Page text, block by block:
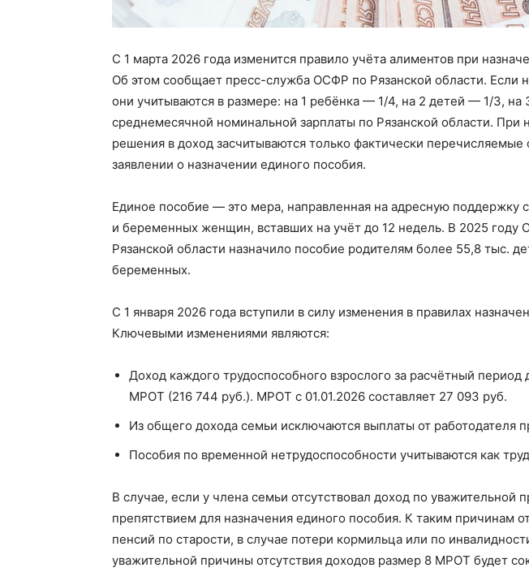
С 1 марта 2026 года изменится правило учёта алиментов при
Об этом сообщает пресс-служба ОСФР по Рязанской области. Если
они учитываются в размере: на 1 ребёнка — 1/4, на 2 детей — 1/3,
среднемесячной номинальной зарплаты по Рязанской области. При
решения в доход засчитываются только фактически
заявлении о назначении единого пособия.
Единое пособие — это мера, направленная на адресную поддержку
и беременных женщин, вставших на учёт до 12 недель. В 2025 году
Рязанской области назначило пособие родителям более 55,8 тыс.
беременных.
С 1 января 2026 года вступили в силу изменения в правилах
Ключевыми изменениями являются:
Доход каждого трудоспособного взрослого за расчётный
МРОТ (216 744 руб.). МРОТ с 01.01.2026 составляет 27 093 руб.
Из общего дохода семьи исключаются выплаты от работодателя
Пособия по временной нетрудоспособности учитываются как
В случае, если у члена семьи отсутствовал доход по уважительной
препятствием для назначения единого пособия. К таким причинам
пенсий по старости, в случае потери кормильца или по
уважительной причины отсутствия доходов размер 8 МРОТ будет